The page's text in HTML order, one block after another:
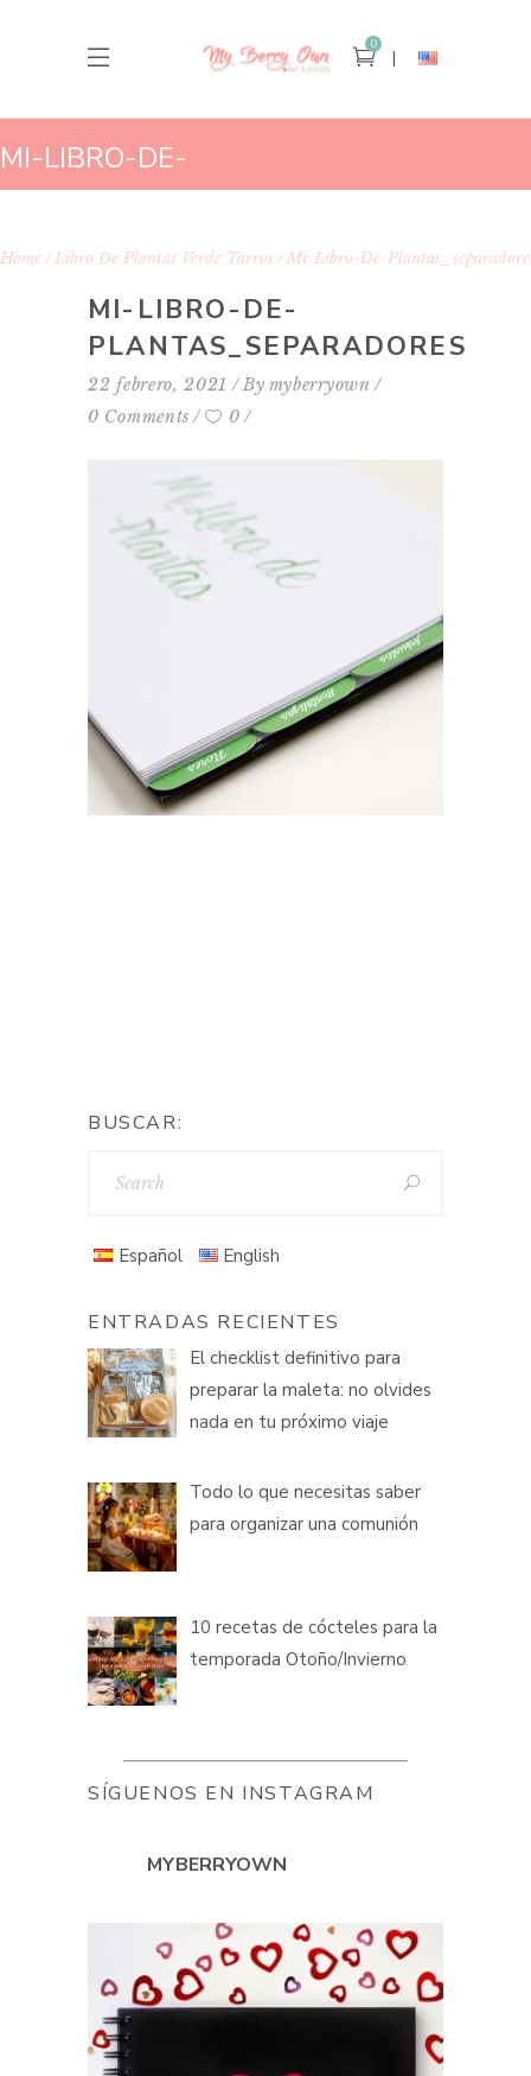
0
MI-LIBRO-DE-
PLANTAS_SEPARADORES
Home Libro De Plantas Verde Tarros Mi-Libro-De-
MI-LIBRO-DE-
PLANTAS_SEPARADORES
22 febrero, 2021 By myberryown
0 Comments
0
BUSCAR:
Español English
ENTRADAS RECIENTES
El checklist definitivo para
preparar la maleta: no olvides
nada en tu próximo viaje
Todo lo que necesitas saber
para organizar una comunión
10 recetas de cócteles para la
temporada Otoño/Invierno
SÍGUENOS EN INSTAGRAM
MYBERRYOWN